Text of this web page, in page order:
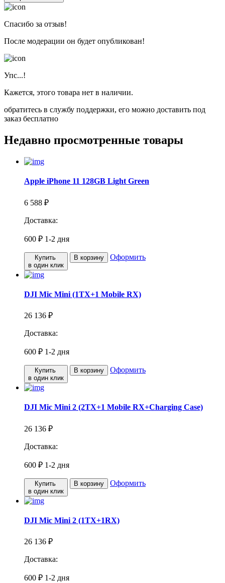
Спасибо за отзыв!
После модерации он будет опубликован!
Упс...!
Кажется, этого товара нет в наличии.
обратитесь в службу поддержки, его можно доставить под
заказ бесплатно
Недавно просмотренные товары
Apple iPhone 11 128GB Light Green
6 588 ₽
Доставка:
600 ₽ 1-2 дня
Купить
в один клик
В корзину Оформить
DJI Mic Mini (1TX+1 Mobile RX)
26 136 ₽
Доставка:
600 ₽ 1-2 дня
Купить
в один клик
В корзину Оформить
DJI Mic Mini 2 (2TX+1 Mobile RX+Charging Case)
26 136 ₽
Доставка:
600 ₽ 1-2 дня
Купить
в один клик
В корзину Оформить
DJI Mic Mini 2 (1TX+1RX)
26 136 ₽
Доставка:
600 ₽ 1-2 дня